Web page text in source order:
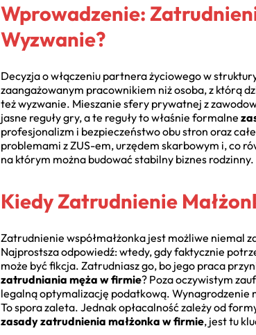
Wprowadzenie:
Wyzwanie?
Decyzja o włączeniu partnera życiowego w
zaangażowanym pracownikiem niż osoba, z którą
też wyzwanie. Mieszanie sfery prywatnej z
jasne reguły gry, a te reguły to właśnie formalne
profesjonalizm i bezpieczeństwo obu stron oraz
problemami z ZUS-em, urzędem skarbowym i, co
na którym można budować stabilny biznes rodzinny.
Kiedy Zatrudnienie
Zatrudnienie współmałżonka jest możliwe niemal
Najprostsza odpowiedź: wtedy, gdy faktycznie
może być fikcja. Zatrudniasz go, bo jego praca
zatrudniania męża w firmie? Poza oczywistym
legalną optymalizację podatkową. Wynagrodzenie
To spora zaleta. Jednak opłacalność zależy od
zasady zatrudnienia małżonka w firmie, jest tu